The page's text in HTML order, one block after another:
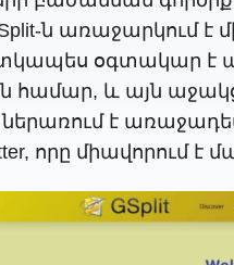
ն առաջարկում է
օգտակար է
և այն
է
որը միավորում